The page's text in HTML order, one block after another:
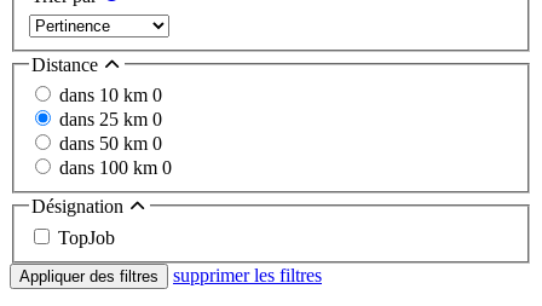
Distance
dans 10 km 0
dans 25 km 0
dans 50 km 0
dans 100 km 0
Désignation
TopJob
Appliquer des filtres supprimer les filtres